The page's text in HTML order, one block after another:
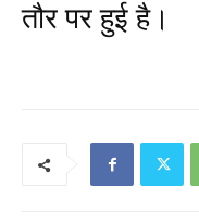
तौर पर हुई है।